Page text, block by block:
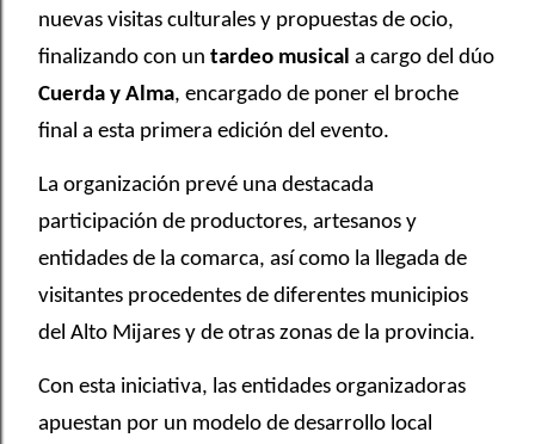
nuevas visitas culturales y propuestas de ocio,
finalizando con un tardeo musical a cargo del dúo
Cuerda y Alma, encargado de poner el broche
final a esta primera edición del evento.
La organización prevé una destacada
participación de productores, artesanos y
entidades de la comarca, así como la llegada de
visitantes procedentes de diferentes municipios
del Alto Mijares y de otras zonas de la provincia.
Con esta iniciativa, las entidades organizadoras
apuestan por un modelo de desarrollo local